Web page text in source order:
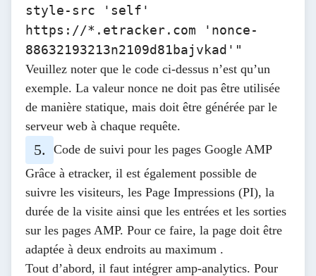
style-src 'self'
https://*.etracker.com 'nonce-
88632193213n2109d81bajvkad'"
Veuillez noter que le code ci-dessus n’est qu’un
exemple. La valeur nonce ne doit pas être utilisée
de manière statique, mais doit être générée par le
serveur web à chaque requête.
Code de suivi pour les pages Google AMP
Grâce à etracker, il est également possible de
suivre les visiteurs, les Page Impressions (PI), la
durée de la visite ainsi que les entrées et les sorties
sur les pages AMP. Pour ce faire, la page doit être
adaptée à deux endroits au maximum .
Tout d’abord, il faut intégrer amp-analytics. Pour